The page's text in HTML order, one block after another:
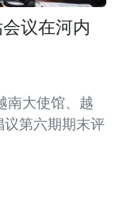
议在河内
南大使馆、越
议第六期期末评